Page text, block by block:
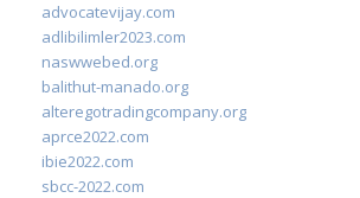
advocatevijay.com
adlibilimler2023.com
naswwebed.org
balithut-manado.org
alteregotradingcompany.org
aprce2022.com
ibie2022.com
sbcc-2022.com